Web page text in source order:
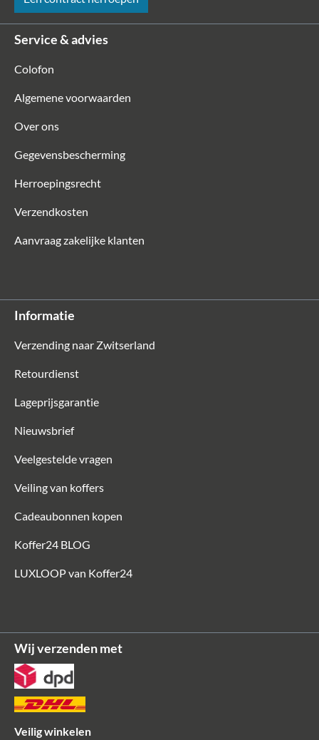
Service & advies
Colofon
Algemene voorwaarden
Over ons
Gegevensbescherming
Herroepingsrecht
Verzendkosten
Aanvraag zakelijke klanten
Informatie
Verzending naar Zwitserland
Retourdienst
Lageprijsgarantie
Nieuwsbrief
Veelgestelde vragen
Veiling van koffers
Cadeaubonnen kopen
Koffer24 BLOG
LUXLOOP van Koffer24
Wij verzenden met
Veilig winkelen